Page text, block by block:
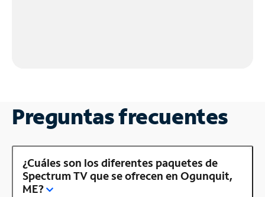
Preguntas frecuentes
¿Cuáles son los diferentes paquetes de
Spectrum TV que se ofrecen en Ogunquit,
ME?